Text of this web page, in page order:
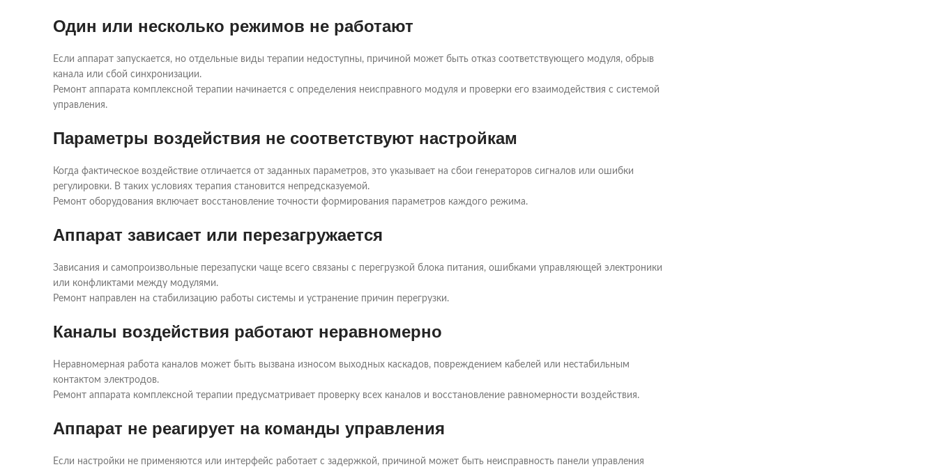
Один или несколько режимов не работают
Если аппарат запускается, но отдельные виды терапии недоступны, причиной может быть отказ соответствующего модуля, обрыв
канала или сбой синхронизации.
Ремонт аппарата комплексной терапии начинается с определения неисправного модуля и проверки его взаимодействия с системой
управления.
Параметры воздействия не соответствуют настройкам
Когда фактическое воздействие отличается от заданных параметров, это указывает на сбои генераторов сигналов или ошибки
регулировки. В таких условиях терапия становится непредсказуемой.
Ремонт оборудования включает восстановление точности формирования параметров каждого режима.
Аппарат зависает или перезагружается
Зависания и самопроизвольные перезапуски чаще всего связаны с перегрузкой блока питания, ошибками управляющей электроники
или конфликтами между модулями.
Ремонт направлен на стабилизацию работы системы и устранение причин перегрузки.
Каналы воздействия работают неравномерно
Неравномерная работа каналов может быть вызвана износом выходных каскадов, повреждением кабелей или нестабильным
контактом электродов.
Ремонт аппарата комплексной терапии предусматривает проверку всех каналов и восстановление равномерности воздействия.
Аппарат не реагирует на команды управления
Если настройки не применяются или интерфейс работает с задержкой, причиной может быть неисправность панели управления